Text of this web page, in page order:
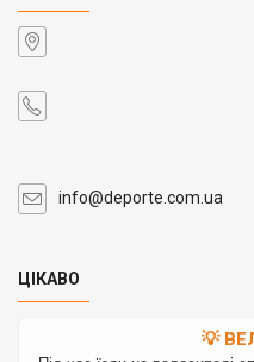
info@deporte.com.ua
ЦІКАВО
💡